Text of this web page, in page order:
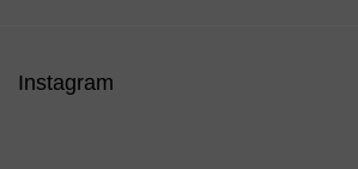
Instagram